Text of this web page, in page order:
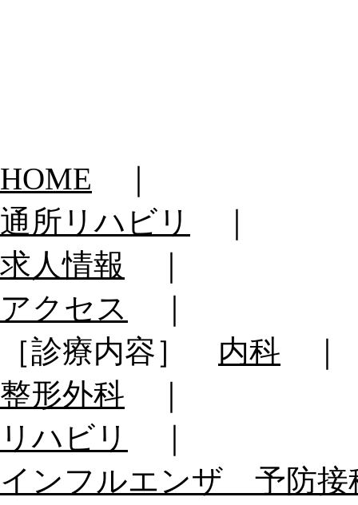
HOME
通所リハビリ
求人情報
アクセス
［診療内容］
内科
整形外科
リハビリ
インフルエンザ 予防接